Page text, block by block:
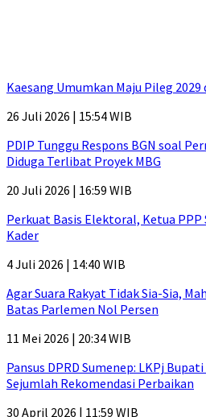
Kaesang Umumkan Maju Pileg
26 Juli 2026 | 15:54 WIB
PDIP Tunggu Respons BGN soal
Diduga Terlibat Proyek MBG
20 Juli 2026 | 16:59 WIB
Perkuat Basis Elektoral, Ketua
Kader
4 Juli 2026 | 14:40 WIB
Agar Suara Rakyat Tidak Sia-Sia,
Batas Parlemen Nol Persen
11 Mei 2026 | 20:34 WIB
Pansus DPRD Sumenep: LKPj
Sejumlah Rekomendasi Perbaikan
30 April 2026 | 11:59 WIB